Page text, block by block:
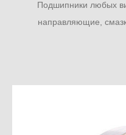
Подшипники любых
направляющие,